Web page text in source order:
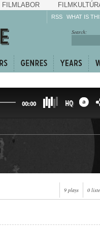
FILMLABOR
RSS WHAT IS
Search:
00:00 HQ
9 plays 0